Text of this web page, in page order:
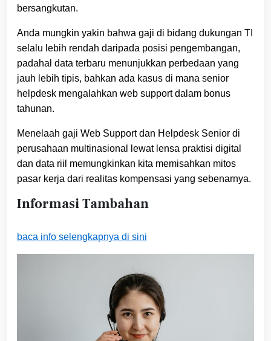
bersangkutan.
Anda mungkin yakin bahwa gaji di bidang dukungan TI
selalu lebih rendah daripada posisi pengembangan,
padahal data terbaru menunjukkan perbedaan yang
jauh lebih tipis, bahkan ada kasus di mana senior
helpdesk mengalahkan web support dalam bonus
tahunan.
Menelaah gaji Web Support dan Helpdesk Senior di
perusahaan multinasional lewat lensa praktisi digital
dan data riil memungkinkan kita memisahkan mitos
pasar kerja dari realitas kompensasi yang sebenarnya.
Informasi Tambahan
baca info selengkapnya di sini